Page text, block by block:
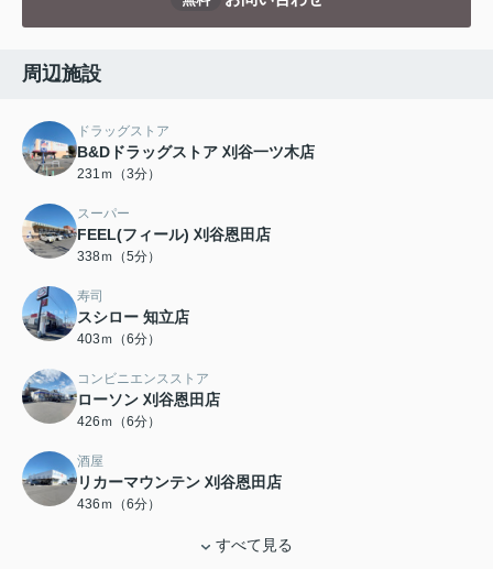
周辺施設
ドラッグストア
B&Dドラッグストア 刈谷一ツ木店
231ｍ（3分）
スーパー
FEEL(フィール) 刈谷恩田店
338ｍ（5分）
寿司
スシロー 知立店
403ｍ（6分）
コンビニエンスストア
ローソン 刈谷恩田店
426ｍ（6分）
酒屋
リカーマウンテン 刈谷恩田店
436ｍ（6分）
すべて見る